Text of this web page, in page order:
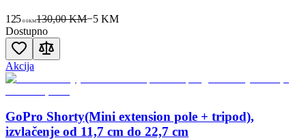
125 00KM130,00 KM−5 KM
Dostupno
Akcija
GoPro Shorty(Mini extension pole + tripod),
izvlačenje od 11,7 cm do 22,7 cm